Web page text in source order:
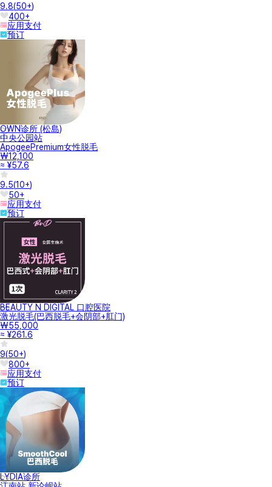
9.8(50+)
400+
应用支付
预订
OWN诊所 (松島)
中央公园站
ApogeePremium女性脱毛
₩12,100
≈ ¥57.6
9.5(10+)
50+
应用支付
预订
BEAUTY N DIGITAL 口腔医院
激光脱毛(巴西脱毛+会阴部+肛门)
₩55,000
≈ ¥261.6
9(50+)
800+
应用支付
预订
LYDIA诊所